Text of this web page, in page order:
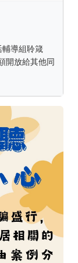
導組聆箴
開放給其他同